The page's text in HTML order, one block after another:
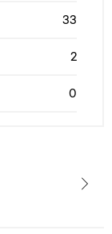
33
2
0